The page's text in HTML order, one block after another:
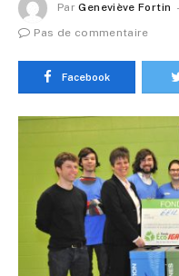
Par Geneviève Fortin
Pas de commentaire
Facebook